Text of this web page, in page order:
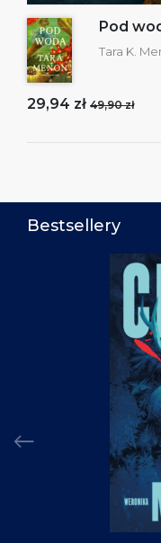
Pod
Tara K.
29,94 zł 49,90 zł
Bestsellery